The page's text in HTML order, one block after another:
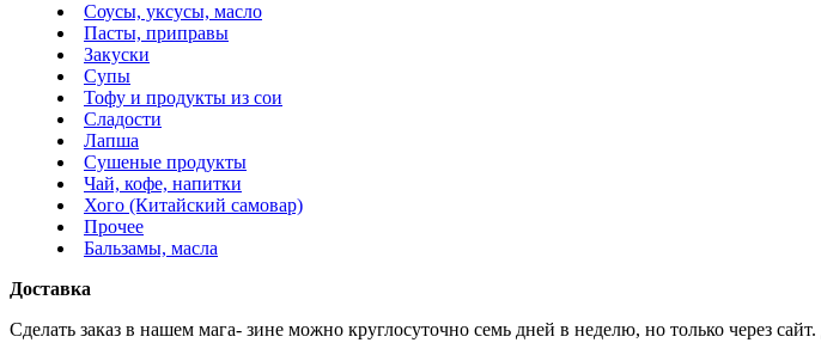
Соусы, уксусы, масло
Пасты, приправы
Закуски
Супы
Тофу и продукты из сои
Сладости
Лапша
Сушеные продукты
Чай, кофе, напитки
Хого (Китайский самовар)
Прочее
Бальзамы, масла
Доставка
Сделать заказ в нашем мага- зине можно круглосуточно семь дней в неделю, но только через